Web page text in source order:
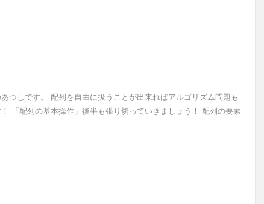
つしです。 配列を自由に扱うことが出来ればアルゴリズム問題も
「配列の基本操作」後半も張り切っていきましょう！ 配列の要素